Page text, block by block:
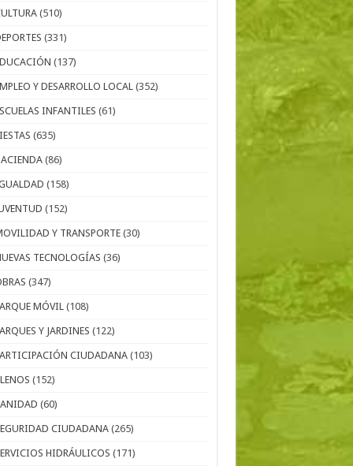
(510)
(331)
(137)
Y DESARROLLO LOCAL (352)
INFANTILES (61)
(635)
(86)
(158)
(152)
Y TRANSPORTE (30)
TECNOLOGÍAS (36)
(347)
MÓVIL (108)
Y JARDINES (122)
CIUDADANA (103)
(152)
(60)
CIUDADANA (265)
HIDRÁULICOS (171)